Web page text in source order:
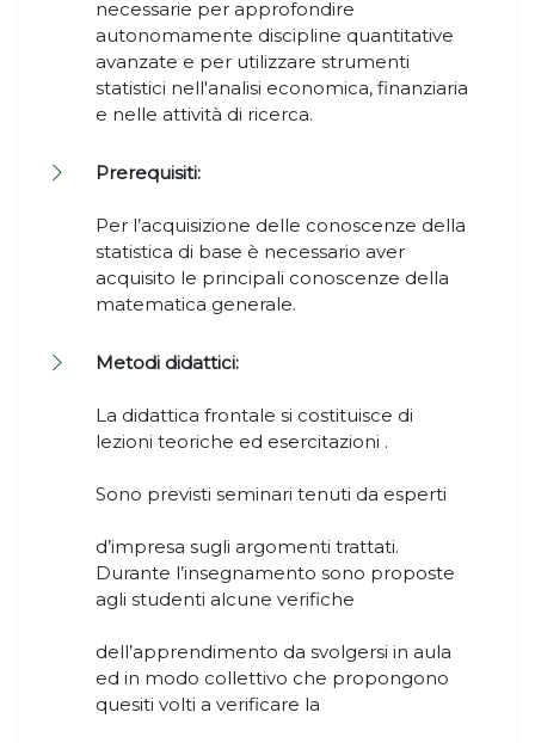
necessarie per approfondire
autonomamente discipline quantitative
avanzate e per utilizzare strumenti
statistici nell'analisi economica, finanziaria
e nelle attività di ricerca.
Prerequisiti:
Per l’acquisizione delle conoscenze della
statistica di base è necessario aver
acquisito le principali conoscenze della
matematica generale.
Metodi didattici:
La didattica frontale si costituisce di
lezioni teoriche ed esercitazioni .
Sono previsti seminari tenuti da esperti
d’impresa sugli argomenti trattati.
Durante l’insegnamento sono proposte
agli studenti alcune verifiche
dell’apprendimento da svolgersi in aula
ed in modo collettivo che propongono
quesiti volti a verificare la